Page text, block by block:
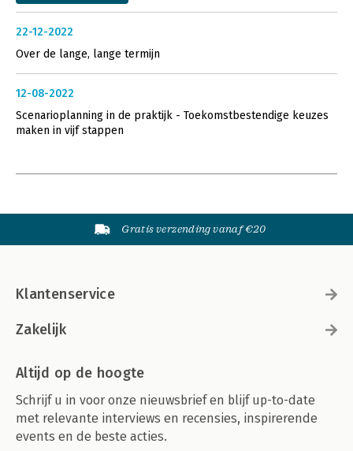
22-12-2022
Over de lange, lange termijn
12-08-2022
Scenarioplanning in de praktijk - Toekomstbestendige keuzes
maken in vijf stappen
Gratis verzending vanaf €20
Klantenservice
Zakelijk
Altijd op de hoogte
Schrijf u in voor onze nieuwsbrief en blijf up-to-date
met relevante interviews en recensies, inspirerende
events en de beste acties.